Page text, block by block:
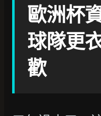
歐洲杯
球隊更
歡